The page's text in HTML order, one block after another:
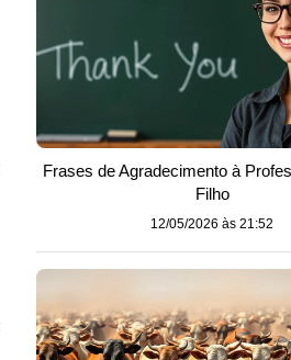
Frases de Agradecimento à
Filho
12/05/2026 às 21:52